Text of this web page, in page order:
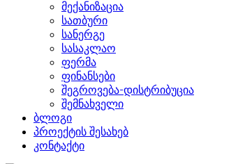
მექანიზაცია
სათბური
სანერგე
სასაკლაო
ფერმა
ფინანსები
შეგროვება-დისტრიბუცია
შემნახველი
ბლოგი
პროექტის შესახებ
კონტაქტი